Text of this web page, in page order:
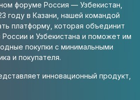
форуме Россия — Узбекистан,
году в Казани, нашей командой
платформу, которая объединит
и Узбекистана и поможет им
покупки с минимальными
и покупателя.
инновационный продукт,